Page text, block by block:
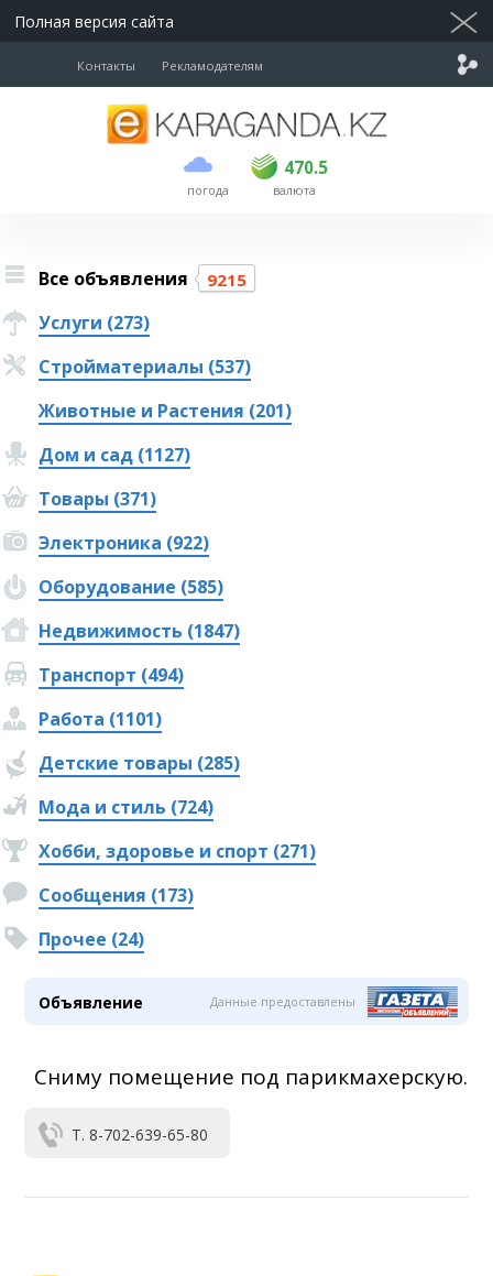
Полная версия сайта
Контакты Рекламодателям
погода
470.5
покупка продажа
USD 469 470.5
EUR валюта
Все объявления 9215
Услуги (273)
Стройматериалы (537)
Животные и Растения (201)
Дом и сад (1127)
Товары (371)
Электроника (922)
Оборудование (585)
Недвижимость (1847)
Транспорт (494)
Работа (1101)
Детские товары (285)
Мода и стиль (724)
Хобби, здоровье и спорт (271)
Сообщения (173)
Прочее (24)
Объявление Данные предоставлены
Сниму помещение под парикмахерскую.
Т. 8-702-639-65-80